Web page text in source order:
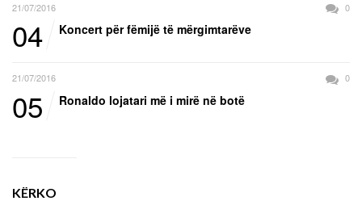
21/07/2016 0
04 Koncert për fëmijë të mërgimtarëve
21/07/2016 0
05 Ronaldo lojatari më i mirë në botë
KËRKO